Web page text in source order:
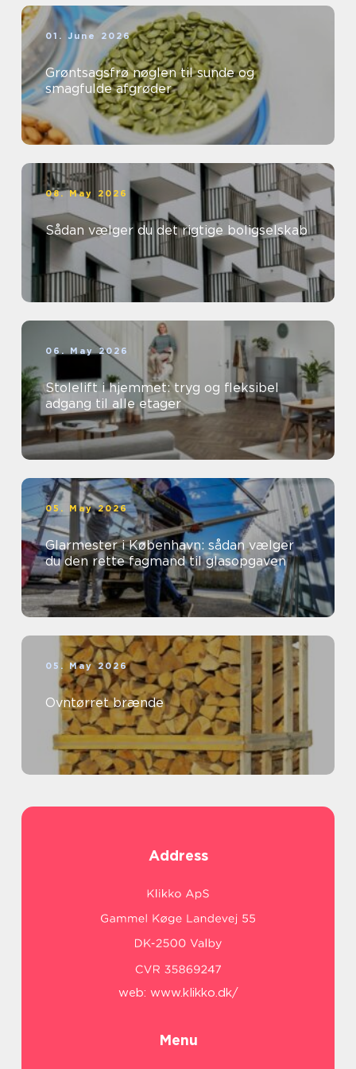
01. June 2026
Grøntsagsfrø nøglen til sunde og
smagfulde afgrøder
08. May 2026
Sådan vælger du det rigtige boligselskab
06. May 2026
Stolelift i hjemmet: tryg og fleksibel
adgang til alle etager
05. May 2026
Glarmester i København: sådan vælger
du den rette fagmand til glasopgaven
05. May 2026
Ovntørret brænde
Address
web: www.klikko.dk/
Menu